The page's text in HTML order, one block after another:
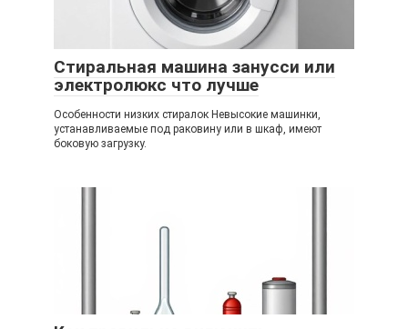
Стиральная машина занусси или
электролюкс что лучше
Особенности низких стиралок Невысокие машинки,
устанавливаемые под раковину или в шкаф, имеют
боковую загрузку.